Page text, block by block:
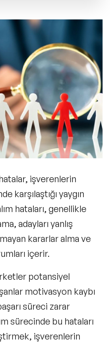
ve Çözümleri
işverenlerin
karşılaştığı yaygın
hataları, genellikle
adayları yanlış
kararlar alma ve
içerir.
potansiyel
motivasyon kaybı
süreci zarar
sürecinde bu hataları
işverenlerin